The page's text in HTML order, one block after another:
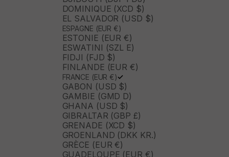
DOMINIQUE (XCD $)
EL SALVADOR (USD $)
ESPAGNE (EUR €)
ESTONIE (EUR €)
ESWATINI (SZL E)
FIDJI (FJD $)
FINLANDE (EUR €)
FRANCE (EUR €)
GABON (USD $)
GAMBIE (GMD D)
GHANA (USD $)
GIBRALTAR (GBP £)
GRENADE (XCD $)
GROENLAND (DKK KR.)
GRÈCE (EUR €)
GUADELOUPE (EUR €)